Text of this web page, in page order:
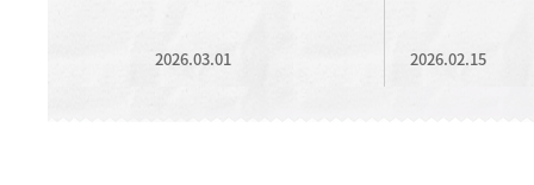
2026.03.01 2026.02.15